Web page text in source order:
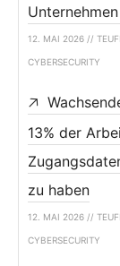
12. MAI 2026 //
CYBERSECURITY
13% der
zu haben
12. MAI 2026 //
CYBERSECURITY